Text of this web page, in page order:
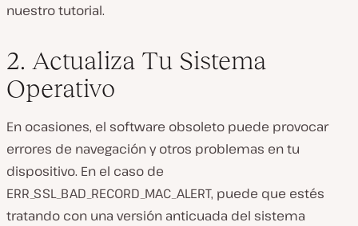
nuestro tutorial.
2. Actualiza Tu Sistema
Operativo
En ocasiones, el software obsoleto puede provocar
errores de navegación y otros problemas en tu
dispositivo. En el caso de
ERR_SSL_BAD_RECORD_MAC_ALERT, puede que estés
tratando con una versión anticuada del sistema